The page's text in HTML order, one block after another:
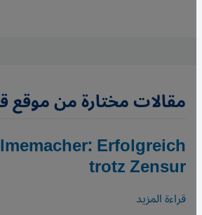
مقالات مختارة من موقع
Erfolgreich
trotz Zensur
قراءة المزيد